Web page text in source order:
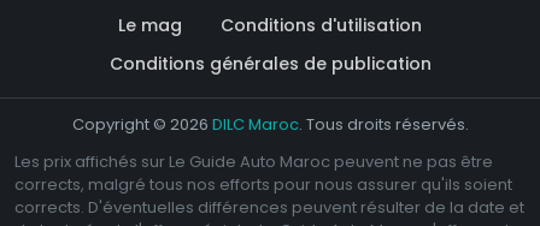
Le mag
Conditions d'utilisation
Conditions générales de publication
Copyright © 2026 DILC Maroc. Tous droits réservés.
Les prix affichés sur Le Guide Auto Maroc peuvent ne pas être
corrects, malgré tous nos efforts pour nous assurer qu'ils soient
corrects. D'éventuelles différences peuvent résulter de la date et